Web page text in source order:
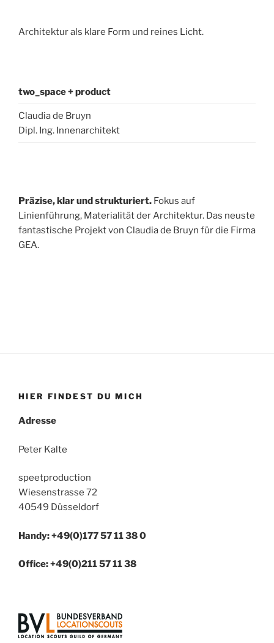
Architektur als klare Form und reines Licht.
two_space + product
Claudia de Bruyn
Dipl. Ing. Innenarchitekt
Präzise, klar und strukturiert. Fokus auf
Linienführung, Materialität der Architektur. Das neuste
fantastische Projekt von Claudia de Bruyn für die Firma
GEA.
HIER FINDEST DU MICH
Adresse
Peter Kalte
speetproduction
Wiesenstrasse 72
40549 Düsseldorf
Handy: +49(0)177 57 11 38 0
Office: +49(0)211 57 11 38